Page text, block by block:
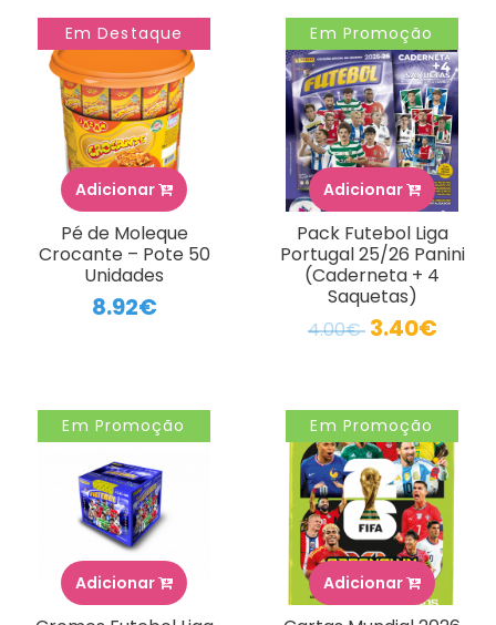
Em Destaque
Adicionar
Pé de Moleque
Crocante – Pote 50
Unidades
8.92€
Em Promoção
Adicionar
Pack Futebol Liga
Portugal 25/26 Panini
(Caderneta + 4
Saquetas)
4.00€ 3.40€
Em Promoção
Adicionar
Em Promoção
Adicionar